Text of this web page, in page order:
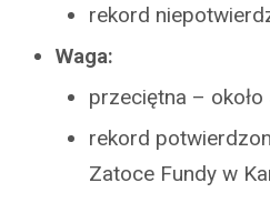
rekord
Waga:
przeciętna –
rekord
Zatoce Fundy w